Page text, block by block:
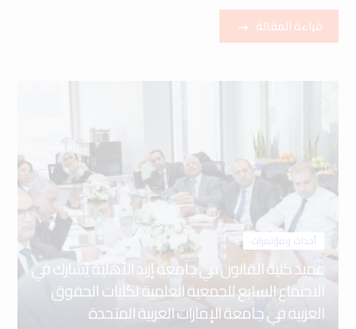
قراءة المقالة
أحداث ومؤتمرات
عميد كلية القانون في جامعة إربد الأهلية يُشارك في
الاجتماع السابع للجمعية العلمية لكليات الحقوق
العربية في جامعة الإمارات العربية المتحدة